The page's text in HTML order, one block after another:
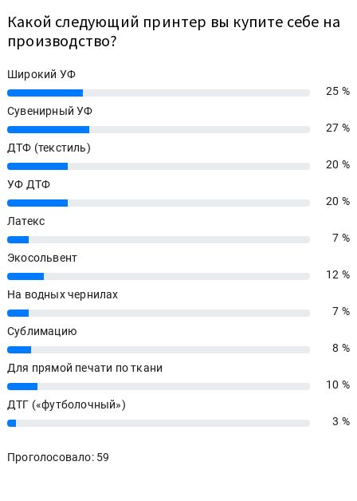
Какой следующий принтер вы купите себе на
производство?
Широкий УФ
25%
25 %
Сувенирный УФ
27%
27 %
ДТФ (текстиль)
20%
20 %
УФ ДТФ
20%
20 %
Латекс
7%
7 %
Экосольвент
12%
12 %
На водных чернилах
7%
7 %
Сублимацию
8%
8 %
Для прямой печати по ткани
10%
10 %
ДТГ («футболочный»)
3% 3 %
Проголосовало: 59